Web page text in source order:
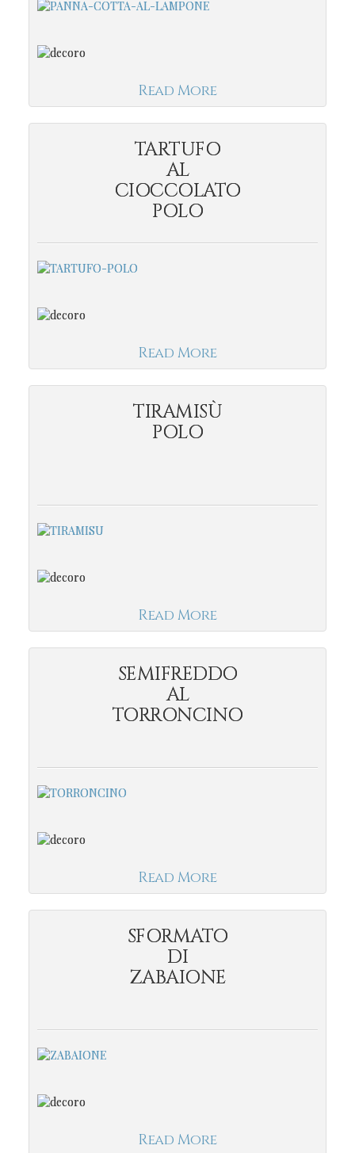
Read More
TARTUFO
AL
CIOCCOLATO
POLO
Read More
TIRAMISÙ
POLO
Read More
SEMIFREDDO
AL
TORRONCINO
Read More
SFORMATO
DI
ZABAIONE
Read More